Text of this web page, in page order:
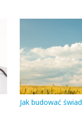
Jak budować